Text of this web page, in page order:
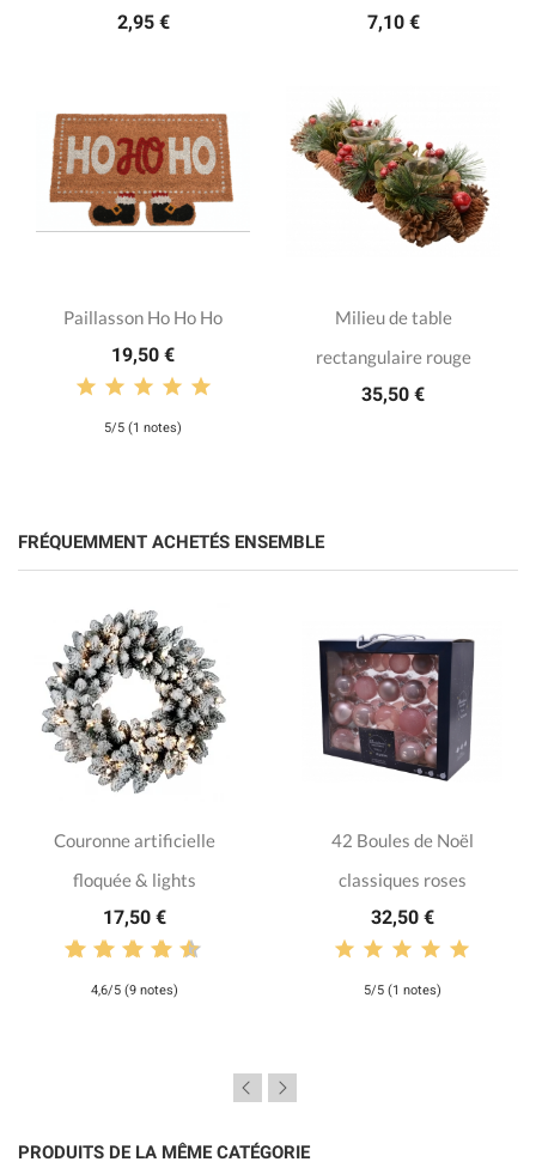
2,95 € 7,10 €
Paillasson Ho Ho Ho
19,50 €
5/5 (1 notes)
Milieu de table
rectangulaire rouge
35,50 €
FRÉQUEMMENT ACHETÉS ENSEMBLE
Couronne artificielle
floquée & lights
17,50 €
4,6/5 (9 notes)
42 Boules de Noël
classiques roses
32,50 €
5/5 (1 notes)
PRODUITS DE LA MÊME CATÉGORIE